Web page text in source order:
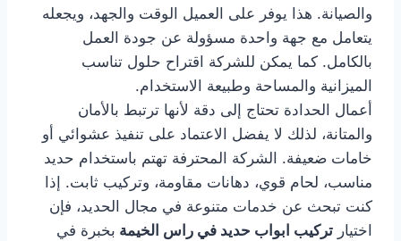
والصيانة. هذا يوفر على العميل الوقت والجهد، ويجعله
يتعامل مع جهة واحدة مسؤولة عن جودة العمل
بالكامل. كما يمكن للشركة اقتراح حلول تناسب
الميزانية والمساحة وطبيعة الاستخدام.
أعمال الحدادة تحتاج إلى دقة لأنها ترتبط بالأمان
والمتانة، لذلك لا يفضل الاعتماد على تنفيذ عشوائي أو
خامات ضعيفة. الشركة المحترفة تهتم باستخدام حديد
مناسب، لحام قوي، دهانات مقاومة، وتركيب ثابت. إذا
كنت تبحث عن خدمات متنوعة في مجال الحديد، فإن
اختيار تركيب ابواب حديد في راس الخيمة بخبرة في